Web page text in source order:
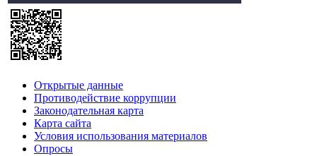
Открытые данные
Противодействие коррупции
Законодательная карта
Карта сайта
Условия использования материалов
Опросы